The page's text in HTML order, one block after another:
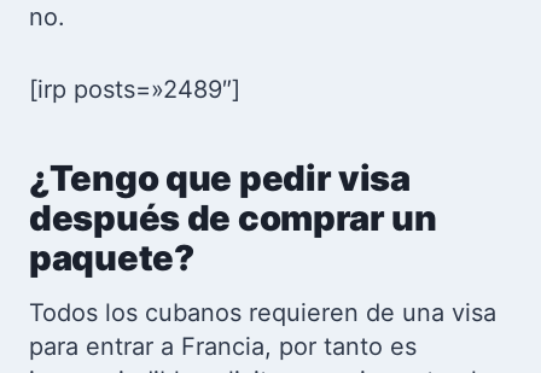
no.
[irp posts=»2489″]
¿Tengo que pedir visa
después de comprar un
paquete?
Todos los cubanos requieren de una visa
para entrar a Francia, por tanto es